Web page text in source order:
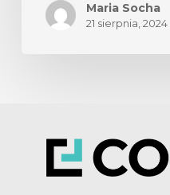
Maria Socha
21 sierpnia, 2024